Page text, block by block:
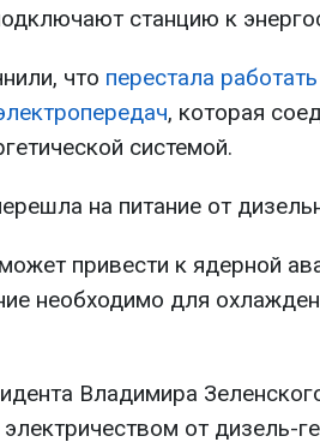
станцию к
что перестала
, которая
системой.
на питание от
привести к ядерной
необходимо для
Владимира
от дизель-